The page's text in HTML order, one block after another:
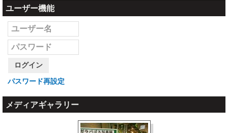
日本のご島地グルメ
第22弾 東京都八丈島 島寿司
'23/4/26～29
日本のご島地グルメ
第21弾 香川県小豆島 醤料理
日本のご島地グルメ
'23/3/10
日本のご島地グルメ
第19弾 静岡県初島 海鮮丼
・'16/10/01
日本のゴルフ場
第21弾 北海道 アンビックス函館倶楽部
・'16/09/01
・'16/08/01
日本のゴルフ場
第19弾 北海道 室蘭ゴルフ倶楽部
・'16/07/01
日本のゴルフ場
第18弾 山梨県 鳴沢ゴルフ倶楽部
'2010
地球の島巡り
73島目 2010年12月 ハワイ州 オワフ島
（Oahu）
'2010
ディブ（Malives）
'2010
地球の島巡り
71島目 2010年5月 マルタ島・ゴゾ島・コミ
ノ島（Malta）
ユーザー機能
ログイン
パスワード再設定
メディアギャラリー